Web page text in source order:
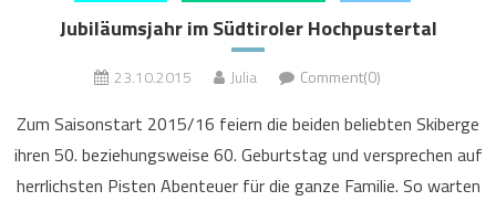
Jubiläumsjahr im Südtiroler Hochpustertal
23.10.2015 Julia Comment(0)
Zum Saisonstart 2015/16 feiern die beiden beliebten Skiberge
ihren 50. beziehungsweise 60. Geburtstag und versprechen auf
herrlichsten Pisten Abenteuer für die ganze Familie. So warten